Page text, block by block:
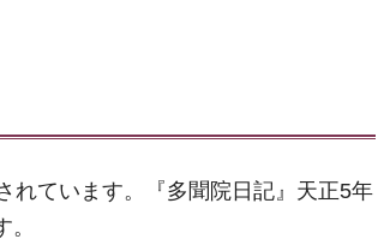
れています。『多聞院日記』天正5年